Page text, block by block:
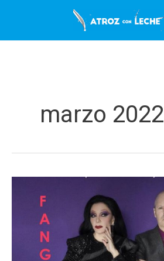
contenido
marzo 2022